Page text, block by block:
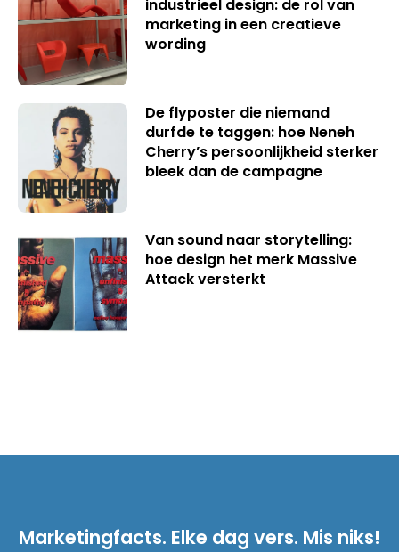
industrieel design: de rol van
marketing in een creatieve
wording
De flyposter die niemand
durfde te taggen: hoe Neneh
Cherry’s persoonlijkheid sterker
bleek dan de campagne
Van sound naar storytelling:
hoe design het merk Massive
Attack versterkt
Marketingfacts. Elke dag vers. Mis niks!